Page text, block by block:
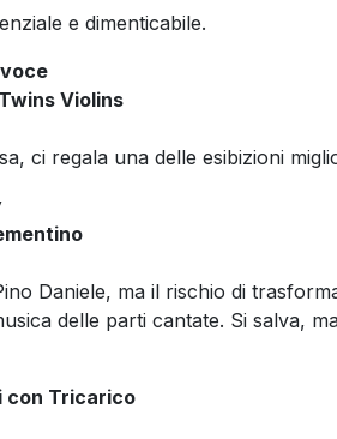
e dimenticabile.
Violins
ci regala una delle esibizioni
Daniele, ma il rischio di
delle parti cantate. Si salva,
con Tricarico